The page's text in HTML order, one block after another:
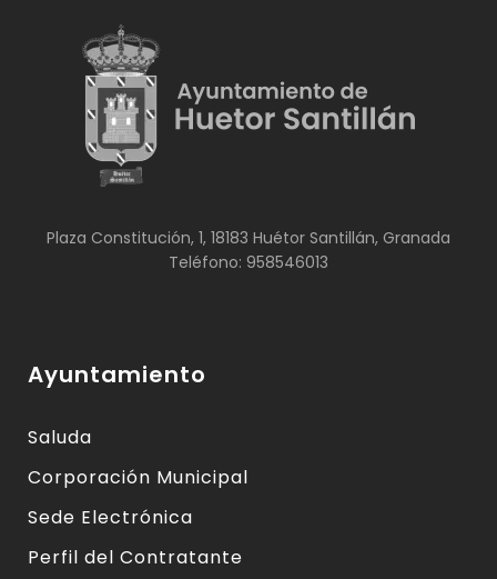
Plaza Constitución, 1, 18183 Huétor Santillán, Granada
Teléfono: 958546013
Ayuntamiento
Saluda
Corporación Municipal
Sede Electrónica
Perfil del Contratante